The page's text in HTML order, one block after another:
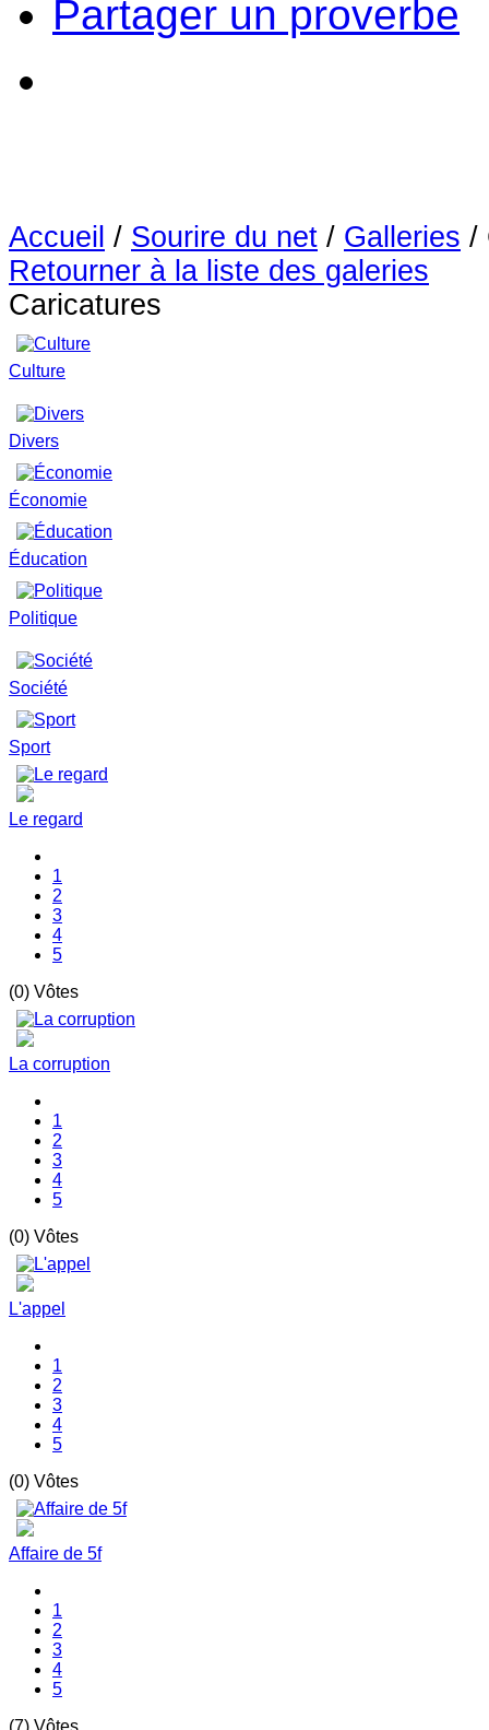
Partager un proverbe
Accueil / Sourire du net / Galleries /
Retourner à la liste des galeries
Caricatures
Culture
Divers
Économie
Éducation
Politique
Société
Sport
Le regard
1
2
3
4
5
(0) Vôtes
La corruption
1
2
3
4
5
(0) Vôtes
L'appel
1
2
3
4
5
(0) Vôtes
Affaire de 5f
1
2
3
4
5